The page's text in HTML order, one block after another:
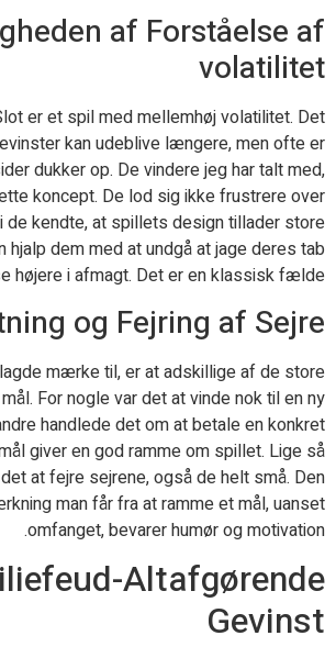
af Forståelse af
volatilitet
er et spil med mellemhøj volatilitet. Det
kan udeblive længere, men ofte er
dukker op. De vindere jeg har talt med,
koncept. De lod sig ikke frustrere over
de kendte, at spillets design tillader store
hjalp dem med at undgå at jage deres tab
højere i afmagt. Det er en klassisk fælde.
og Fejring af Sejre
mærke til, er at adskillige af de store
For nogle var det at vinde nok til en ny
handlede det om at betale en konkret
giver en god ramme om spillet. Lige så
at fejre sejrene, også de helt små. Den
man får fra at ramme et mål, uanset
omfanget, bevarer humør og motivation.
Altafgørende
Gevinst